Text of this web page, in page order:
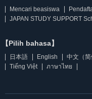
Mencari beasiswa
JAPAN STUDY SUPPORT
【Pilih bahasa】
日本語 English 中文（简
Tiếng Việt
ภาษาไทย